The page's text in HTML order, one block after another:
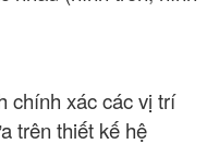
chính xác các vị trí
trên thiết kế hệ